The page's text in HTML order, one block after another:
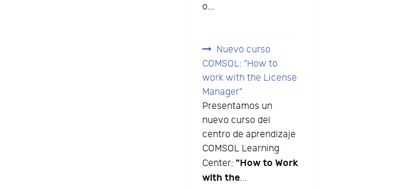
o...
Nuevo curso
COMSOL: "How to
work with the License
Manager"
Presentamos un
nuevo curso del
centro de aprendizaje
COMSOL Learning
Center: "How to Work
with the...